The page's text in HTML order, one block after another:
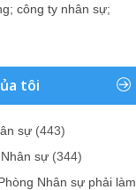
; công ty nhân sự;
tôi
sự (443)
sự (344)
Nhân sự phải làm